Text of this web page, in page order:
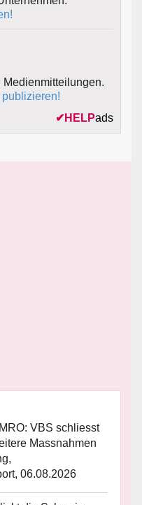
Medienmitteilungen.
✔ HELPads
VBS schliesst
Massnahmen
06.08.2026